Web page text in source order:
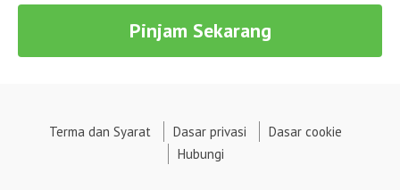
Pinjam Sekarang
Terma dan Syarat Dasar privasi
Dasar cookie
Hubungi